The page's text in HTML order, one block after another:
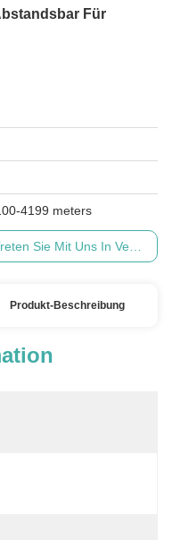
Für
4199 meters
Sie Mit Uns In
Produkt-Beschreibung